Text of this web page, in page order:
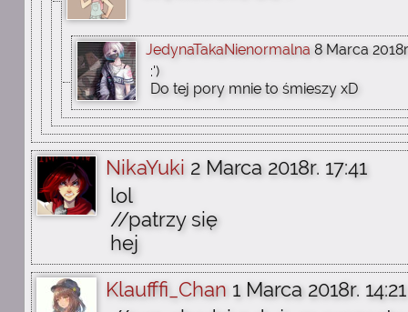
JedynaTakaNienormalna 8 Marca
:')
Do tej pory mnie to śmieszy xD
NikaYuki 2 Marca 2018r. 17:41
lol
//patrzy się
hej
Klaufffi_Chan 1 Marca 2018r. 14:21